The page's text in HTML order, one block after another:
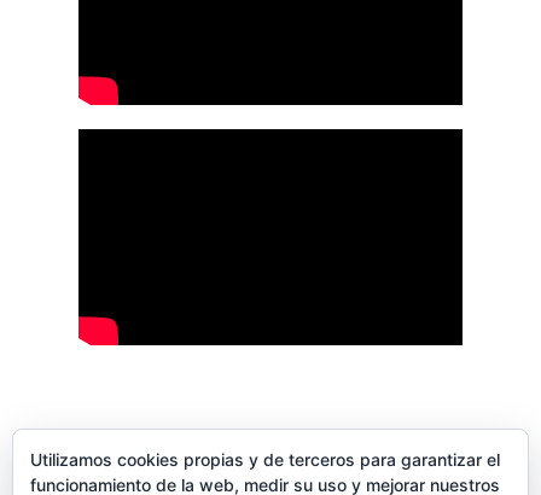
Utilizamos cookies propias y de terceros para garantizar el
funcionamiento de la web, medir su uso y mejorar nuestros